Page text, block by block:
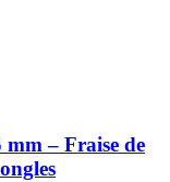
– Fraise de